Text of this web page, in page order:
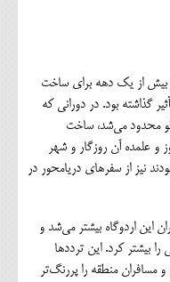
بیش از یک دهه برای ساخت
گذاشته بود. در دورانی که
محدود می‌شد، ساخت
و علمده آن روزگار و شهر
نیز از سفرهای دریامحور در
اردوگاه بیشتر می‌شد و
بیشتر کرد. این ترددها
مسافران منطقه را پررنگ‌تر